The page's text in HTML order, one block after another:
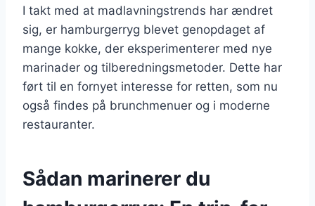
I takt med at madlavningstrends har ændret
sig, er hamburgerryg blevet genopdaget af
mange kokke, der eksperimenterer med nye
marinader og tilberedningsmetoder. Dette har
ført til en fornyet interesse for retten, som nu
også findes på brunchmenuer og i moderne
restauranter.
Sådan marinerer du